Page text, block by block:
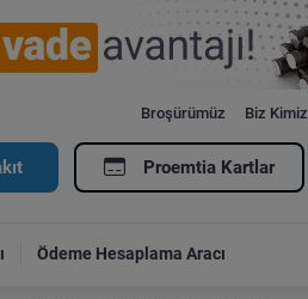
Broşürümüz Biz Kimiz
Proemtia Kartlar
Ödeme Hesaplama Aracı